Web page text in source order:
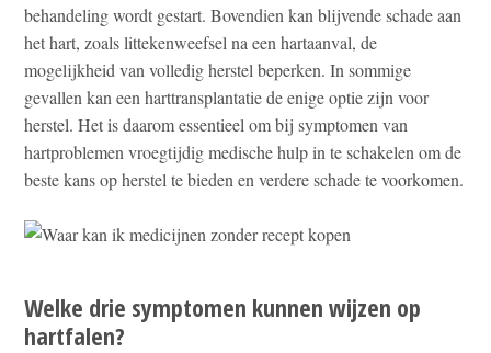
behandeling wordt gestart. Bovendien kan blijvende schade aan
het hart, zoals littekenweefsel na een hartaanval, de
mogelijkheid van volledig herstel beperken. In sommige
gevallen kan een harttransplantatie de enige optie zijn voor
herstel. Het is daarom essentieel om bij symptomen van
hartproblemen vroegtijdig medische hulp in te schakelen om de
beste kans op herstel te bieden en verdere schade te voorkomen.
Welke drie symptomen kunnen wijzen op
hartfalen?